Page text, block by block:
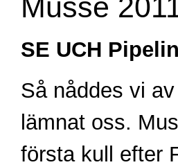
Musse
SE UCH
Så nåddes vi
lämnat oss.
första kull efter